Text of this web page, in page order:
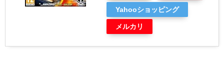
Yahooショッピング
メルカリ